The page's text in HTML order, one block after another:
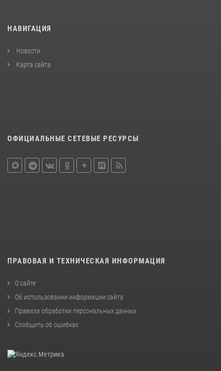
НАВИГАЦИЯ
Новости
Карта сайта
ОФИЦИАЛЬНЫЕ СЕТЕВЫЕ РЕСУРСЫ
ПРАВОВАЯ И ТЕХНИЧЕСКАЯ ИНФОРМАЦИЯ
О сайте
Об использовании информации сайта
Правила обработки персональных данных
Сообщить об ошибках